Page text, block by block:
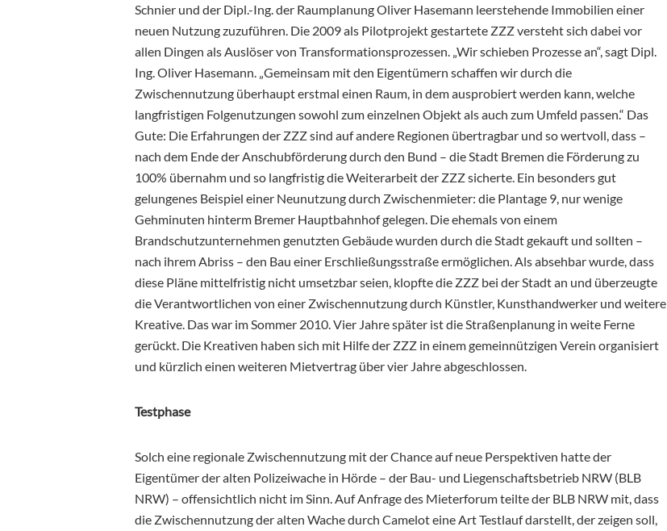
Schnier und der Dipl.-Ing. der Raumplanung Oliver Hasemann leerstehende Immobilien einer
neuen Nutzung zuzuführen. Die 2009 als Pilotprojekt gestartete ZZZ versteht sich dabei vor
allen Dingen als Auslöser von Transformationsprozessen. „Wir schieben Prozesse an“, sagt Dipl.
Ing. Oliver Hasemann. „Gemeinsam mit den Eigentümern schaffen wir durch die
Zwischennutzung überhaupt erstmal einen Raum, in dem ausprobiert werden kann, welche
langfristigen Folgenutzungen sowohl zum einzelnen Objekt als auch zum Umfeld passen.“ Das
Gute: Die Erfahrungen der ZZZ sind auf andere Regionen übertragbar und so wertvoll, dass –
nach dem Ende der Anschubförderung durch den Bund – die Stadt Bremen die Förderung zu
100% übernahm und so langfristig die Weiterarbeit der ZZZ sicherte. Ein besonders gut
gelungenes Beispiel einer Neunutzung durch Zwischenmieter: die Plantage 9, nur wenige
Gehminuten hinterm Bremer Hauptbahnhof gelegen. Die ehemals von einem
Brandschutzunternehmen genutzten Gebäude wurden durch die Stadt gekauft und sollten –
nach ihrem Abriss – den Bau einer Erschließungsstraße ermöglichen. Als absehbar wurde, dass
diese Pläne mittelfristig nicht umsetzbar seien, klopfte die ZZZ bei der Stadt an und überzeugte
die Verantwortlichen von einer Zwischennutzung durch Künstler, Kunsthandwerker und weitere
Kreative. Das war im Sommer 2010. Vier Jahre später ist die Straßenplanung in weite Ferne
gerückt. Die Kreativen haben sich mit Hilfe der ZZZ in einem gemeinnützigen Verein organisiert
und kürzlich einen weiteren Mietvertrag über vier Jahre abgeschlossen.
Testphase
Solch eine regionale Zwischennutzung mit der Chance auf neue Perspektiven hatte der
Eigentümer der alten Polizeiwache in Hörde – der Bau- und Liegenschaftsbetrieb NRW (BLB
NRW) – offensichtlich nicht im Sinn. Auf Anfrage des Mieterforum teilte der BLB NRW mit, dass
die Zwischennutzung der alten Wache durch Camelot eine Art Testlauf darstellt, der zeigen soll,